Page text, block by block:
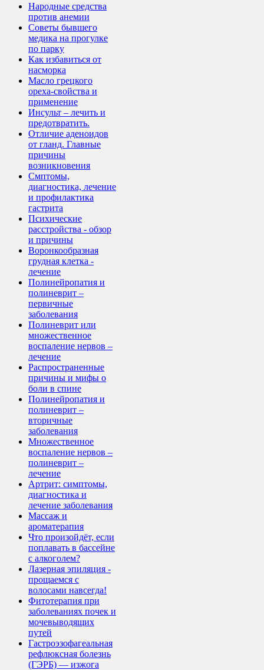
Народные средства
против анемии
Советы бывшего
медика на прогулке
по парку
Как избавиться от
насморка
Масло грецкого
ореха-свойства и
применение
Инсульт – лечить и
предотвратить.
Отличие аденоидов
от гланд. Главные
причины
возникновения
Смптомы,
диагностика, лечение
и профилактика
гастрита
Психические
расстройства - обзор
и причины
Воронкообразная
грудная клетка -
лечение
Полинейропатия и
полиневрит –
первичные
заболевания
Полиневрит или
множественное
воспаление нервов –
лечение
Распространенные
причины и мифы о
боли в спине
Полинейропатия и
полиневрит –
вторичные
заболевания
Множественное
воспаление нервов –
полиневрит –
лечение
Артрит: симптомы,
диагностика и
лечение заболевания
Массаж и
ароматерапия
Что произойдёт, если
поплавать в бассейне
с алкоголем?
Лазерная эпиляция -
прощаемся с
волосами навсегда!
Фитотерапия при
заболеваниях почек и
мочевыводящих
путей
Гастроэзофагеальная
рефлюксная болезнь
(ГЭРБ) — изжога